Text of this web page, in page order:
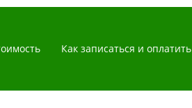
Как записаться и оплатить